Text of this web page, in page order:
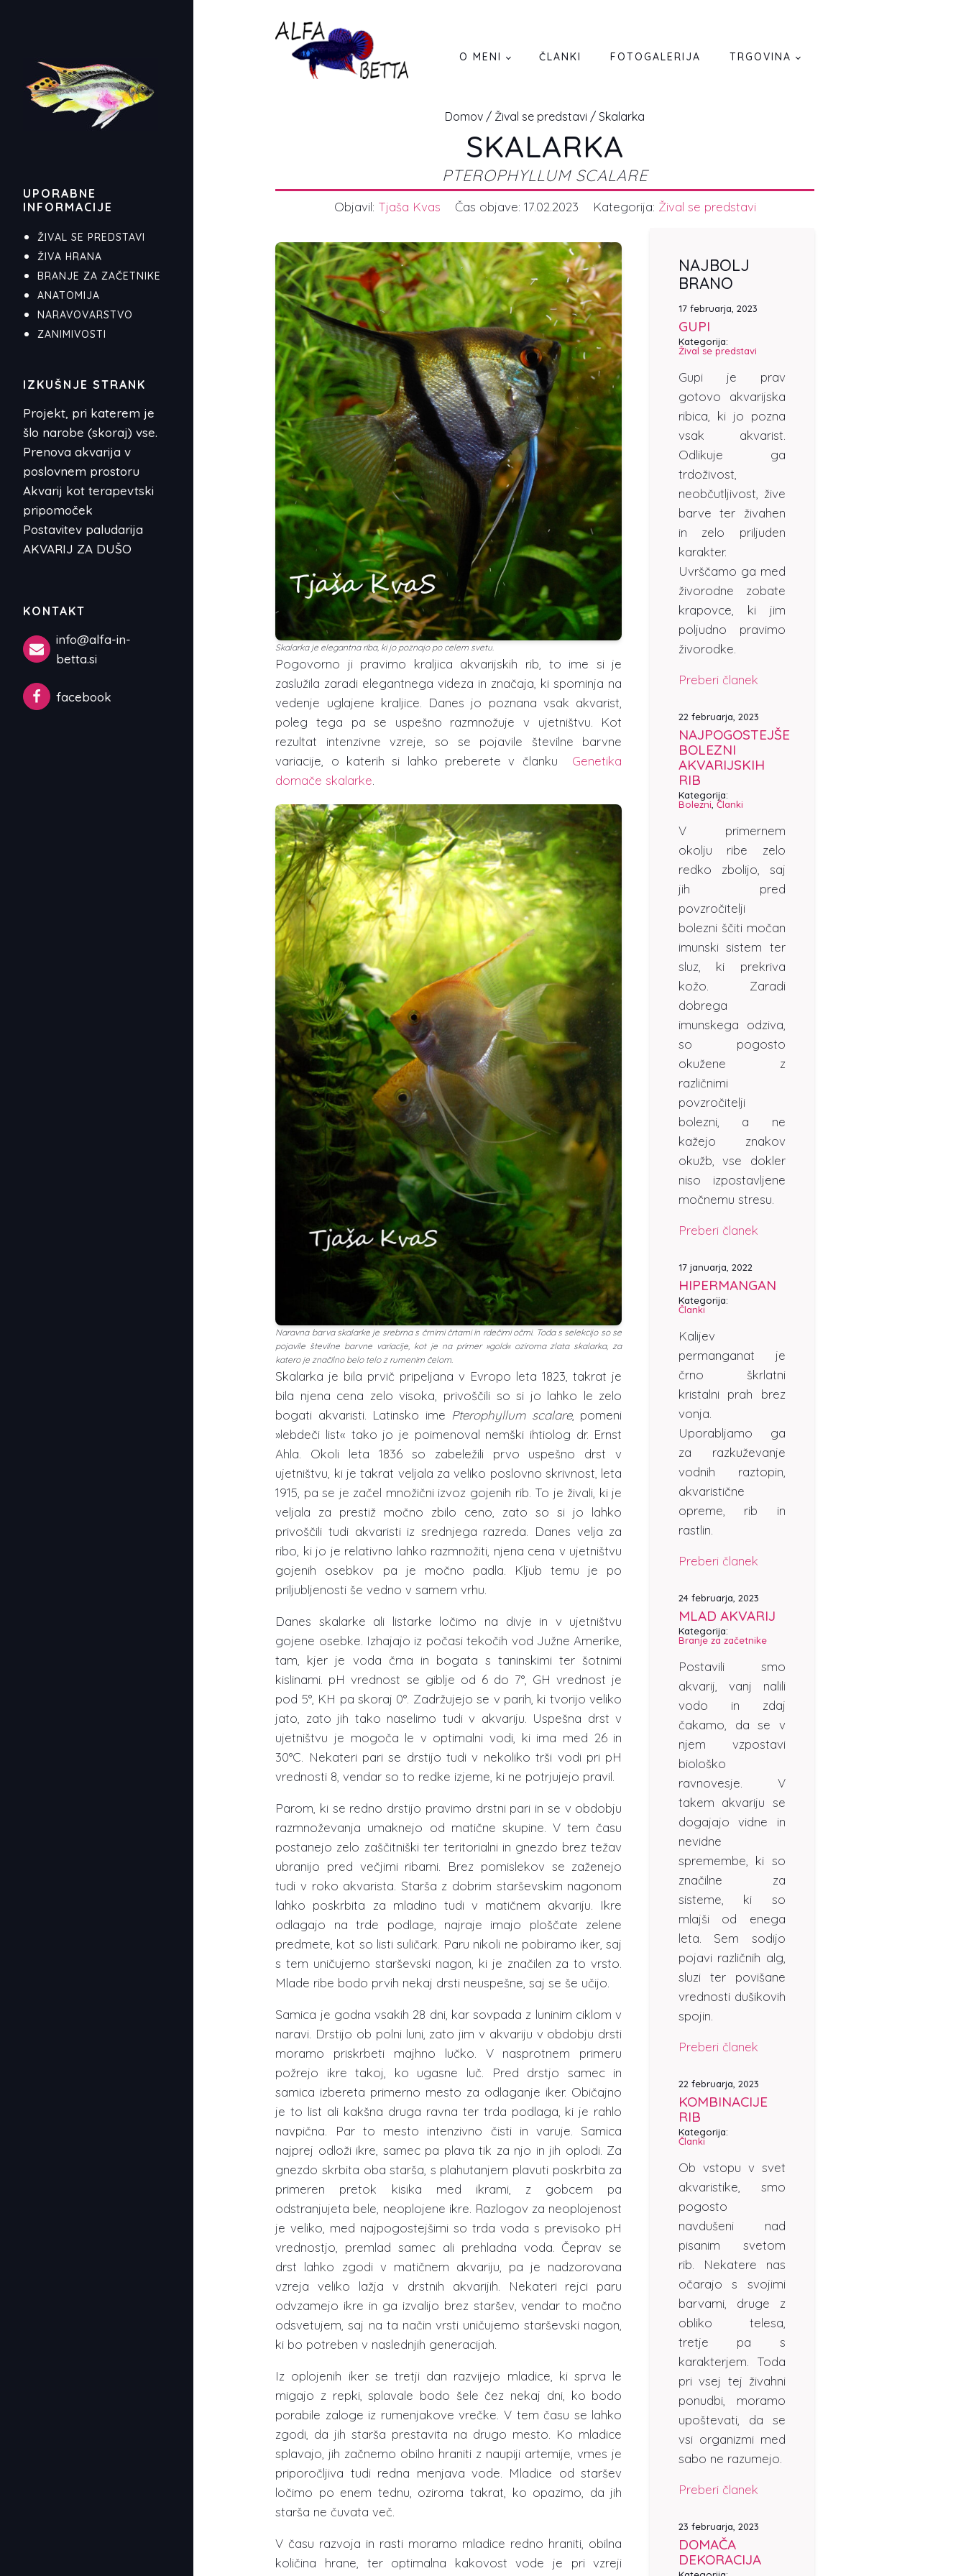
UPORABNE
INFORMACIJE
ŽIVAL SE PREDSTAVI
ŽIVA HRANA
BRANJE ZA ZAČETNIKE
ANATOMIJA
NARAVOVARSTVO
ZANIMIVOSTI
IZKUŠNJE STRANK
Projekt, pri katerem je
šlo narobe (skoraj) vse.
Prenova akvarija v
poslovnem prostoru
Akvarij kot terapevtski
pripomoček
Postavitev paludarija
AKVARIJ ZA DUŠO
KONTAKT
info@alfa-in-
betta.si
facebook
O MENI ČLANKI FOTOGALERIJA TRGOVINA
Domov / Žival se predstavi / Skalarka
SKALARKA
PTEROPHYLLUM SCALARE
Objavil: Tjaša Kvas Čas objave: 17.02.2023 Kategorija: Žival se predstavi
Skalarka je elegantna riba, ki jo poznajo po celem svetu.
Pogovorno ji pravimo kraljica akvarijskih rib, to ime si je
zaslužila zaradi elegantnega videza in značaja, ki spominja na
vedenje uglajene kraljice. Danes jo poznana vsak akvarist,
poleg tega pa se uspešno razmnožuje v ujetništvu. Kot
rezultat intenzivne vzreje, so se pojavile številne barvne
variacije, o katerih si lahko preberete v članku Genetika
domače skalarke.
Naravna barva skalarke je srebrna s črnimi črtami in rdečimi očmi. Toda s selekcijo so se
pojavile številne barvne variacije, kot je na primer »gold« oziroma zlata skalarka, za
katero je značilno belo telo z rumenim čelom.
Skalarka je bila prvič pripeljana v Evropo leta 1823, takrat je
bila njena cena zelo visoka, privoščili so si jo lahko le zelo
bogati akvaristi. Latinsko ime Pterophyllum scalare, pomeni
»lebdeči list« tako jo je poimenoval nemški ihtiolog dr. Ernst
Ahla. Okoli leta 1836 so zabeležili prvo uspešno drst v
ujetništvu, ki je takrat veljala za veliko poslovno skrivnost, leta
1915, pa se je začel množični izvoz gojenih rib. To je živali, ki je
veljala za prestiž močno zbilo ceno, zato so si jo lahko
privoščili tudi akvaristi iz srednjega razreda. Danes velja za
ribo, ki jo je relativno lahko razmnožiti, njena cena v ujetništvu
gojenih osebkov pa je močno padla. Kljub temu je po
priljubljenosti še vedno v samem vrhu.
Danes skalarke ali listarke ločimo na divje in v ujetništvu
gojene osebke. Izhajajo iz počasi tekočih vod Južne Amerike,
tam, kjer je voda črna in bogata s taninskimi ter šotnimi
kislinami. pH vrednost se giblje od 6 do 7°, GH vrednost je
pod 5°, KH pa skoraj 0°. Zadržujejo se v parih, ki tvorijo veliko
jato, zato jih tako naselimo tudi v akvariju. Uspešna drst v
ujetništvu je mogoča le v optimalni vodi, ki ima med 26 in
30°C. Nekateri pari se drstijo tudi v nekoliko trši vodi pri pH
vrednosti 8, vendar so to redke izjeme, ki ne potrjujejo pravil.
Parom, ki se redno drstijo pravimo drstni pari in se v obdobju
razmnoževanja umaknejo od matične skupine. V tem času
postanejo zelo zaščitniški ter teritorialni in gnezdo brez težav
ubranijo pred večjimi ribami. Brez pomislekov se zaženejo
tudi v roko akvarista. Starša z dobrim starševskim nagonom
lahko poskrbita za mladino tudi v matičnem akvariju. Ikre
odlagajo na trde podlage, najraje imajo ploščate zelene
predmete, kot so listi suličark. Paru nikoli ne pobiramo iker, saj
s tem uničujemo starševski nagon, ki je značilen za to vrsto.
Mlade ribe bodo prvih nekaj drsti neuspešne, saj se še učijo.
Samica je godna vsakih 28 dni, kar sovpada z luninim ciklom v
naravi. Drstijo ob polni luni, zato jim v akvariju v obdobju drsti
moramo priskrbeti majhno lučko. V nasprotnem primeru
požrejo ikre takoj, ko ugasne luč. Pred drstjo samec in
samica izbereta primerno mesto za odlaganje iker. Običajno
je to list ali kakšna druga ravna ter trda podlaga, ki je rahlo
navpična. Par to mesto intenzivno čisti in varuje. Samica
najprej odloži ikre, samec pa plava tik za njo in jih oplodi. Za
gnezdo skrbita oba starša, s plahutanjem plavuti poskrbita za
primeren pretok kisika med ikrami, z gobcem pa
odstranjujeta bele, neoplojene ikre. Razlogov za neoplojenost
je veliko, med najpogostejšimi so trda voda s previsoko pH
vrednostjo, premlad samec ali prehladna voda. Čeprav se
drst lahko zgodi v matičnem akvariju, pa je nadzorovana
vzreja veliko lažja v drstnih akvarijih. Nekateri rejci paru
odvzamejo ikre in ga izvalijo brez staršev, vendar to močno
odsvetujem, saj na ta način vrsti uničujemo starševski nagon,
ki bo potreben v naslednjih generacijah.
Iz oplojenih iker se tretji dan razvijejo mladice, ki sprva le
migajo z repki, splavale bodo šele čez nekaj dni, ko bodo
porabile zaloge iz rumenjakove vrečke. V tem času se lahko
zgodi, da jih starša prestavita na drugo mesto. Ko mladice
splavajo, jih začnemo obilno hraniti z naupiji artemije, vmes je
priporočljiva tudi redna menjava vode. Mladice od staršev
ločimo po enem tednu, oziroma takrat, ko opazimo, da jih
starša ne čuvata več.
V času razvoja in rasti moramo mladice redno hraniti, obilna
količina hrane, ter optimalna kakovost vode je pri vzreji
NAJBOLJ
BRANO
17 februarja, 2023
GUPI
Kategorija:
Žival se predstavi
Gupi je prav
gotovo akvarijska
ribica, ki jo pozna
vsak akvarist.
Odlikuje ga
trdoživost,
neobčutljivost, žive
barve ter živahen
in zelo priljuden
karakter.
Uvrščamo ga med
živorodne zobate
krapovce, ki jim
poljudno pravimo
živorodke.
Preberi članek
22 februarja, 2023
NAJPOGOSTEJŠE
BOLEZNI
AKVARIJSKIH
RIB
Kategorija:
Bolezni ,Članki
V primernem
okolju ribe zelo
redko zbolijo, saj
jih pred
povzročitelji
bolezni ščiti močan
imunski sistem ter
sluz, ki prekriva
kožo. Zaradi
dobrega
imunskega odziva,
so pogosto
okužene z
različnimi
povzročitelji
bolezni, a ne
kažejo znakov
okužb, vse dokler
niso izpostavljene
močnemu stresu.
Preberi članek
17 januarja, 2022
HIPERMANGAN
Kategorija:
Članki
Kalijev
permanganat je
črno škrlatni
kristalni prah brez
vonja.
Uporabljamo ga
za razkuževanje
vodnih raztopin,
akvaristične
opreme, rib in
rastlin.
Preberi članek
24 februarja, 2023
MLAD AKVARIJ
Kategorija:
Branje za začetnike
Postavili smo
akvarij, vanj nalili
vodo in zdaj
čakamo, da se v
njem vzpostavi
biološko
ravnovesje. V
takem akvariju se
dogajajo vidne in
nevidne
spremembe, ki so
značilne za
sisteme, ki so
mlajši od enega
leta. Sem sodijo
pojavi različnih alg,
sluzi ter povišane
vrednosti dušikovih
spojin.
Preberi članek
22 februarja, 2023
KOMBINACIJE
RIB
Kategorija:
Članki
Ob vstopu v svet
akvaristike, smo
pogosto
navdušeni nad
pisanim svetom
rib. Nekatere nas
očarajo s svojimi
barvami, druge z
obliko telesa,
tretje pa s
karakterjem. Toda
pri vsej tej živahni
ponudbi, moramo
upoštevati, da se
vsi organizmi med
sabo ne razumejo.
Preberi članek
23 februarja, 2023
DOMAČA
DEKORACIJA